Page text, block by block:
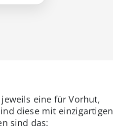
eine für Vorhut,
diese mit einzigartigen
sind das: